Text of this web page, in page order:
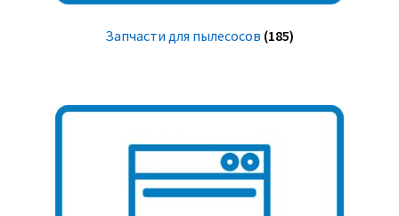
Запчасти для пылесосов (185)